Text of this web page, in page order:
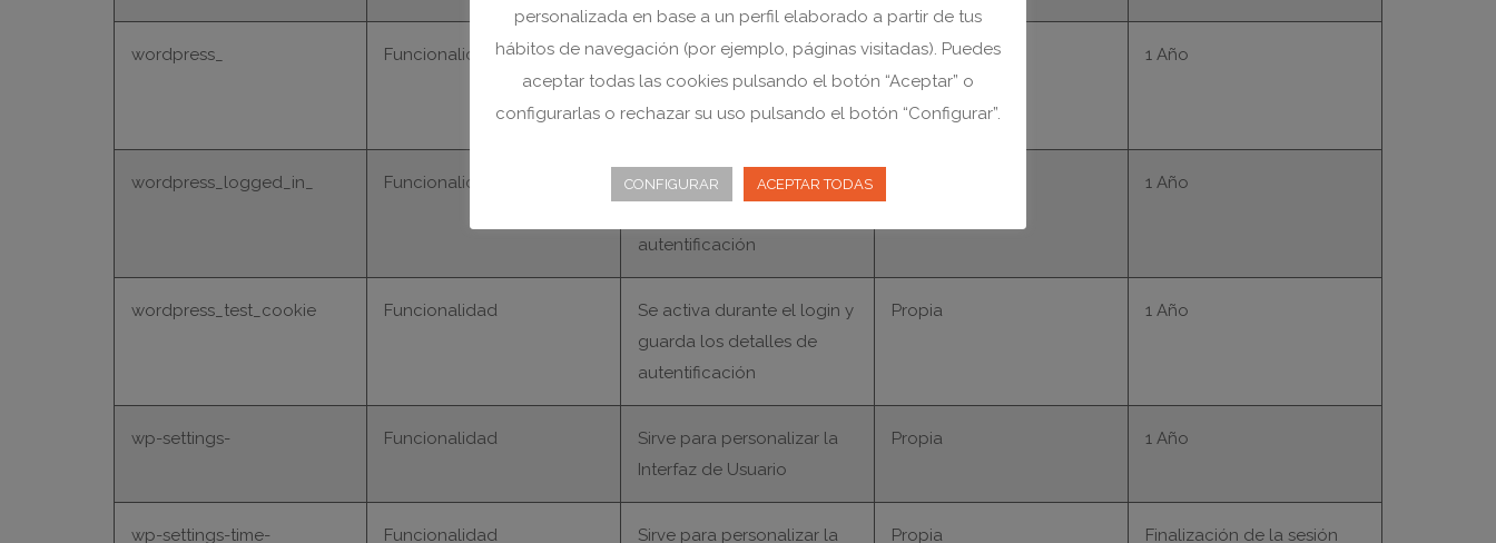
wordpress_ Funcionalidad
Se activa durante el login y
guarda los detalles de
autentificación
Propia 1 Año
wordpress_logged_in_ Funcionalidad
Se activa durante el login y
autentificación
1 Año
wordpress_test_cookie Funcionalidad
Se activa durante el login y
guarda los detalles de
autentificación
Propia 1 Año
wp-settings- Funcionalidad
Sirve para personalizar la
Interfaz de Usuario
Propia 1 Año
wp-settings-time- Funcionalidad
Sirve para personalizar la
Propia Finalización de la sesión
personalizada en base a un perfil elaborado a partir de tus
hábitos de navegación (por ejemplo, páginas visitadas). Puedes
aceptar todas las cookies pulsando el botón “Aceptar” o
configurarlas o rechazar su uso pulsando el botón “Configurar”.
CONFIGURAR ACEPTAR TODAS